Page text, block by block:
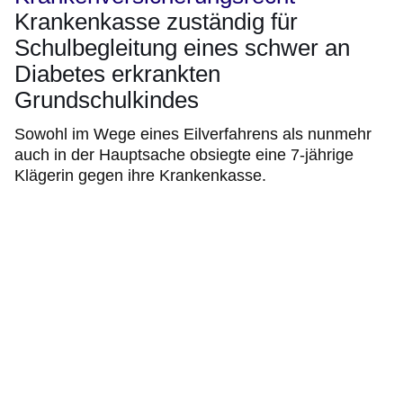
Krankenkasse zuständig für
Schulbegleitung eines schwer an
Diabetes erkrankten
Grundschulkindes
Sowohl im Wege eines Eilverfahrens als nunmehr
auch in der Hauptsache obsiegte eine 7-jährige
Klägerin gegen ihre Krankenkasse.